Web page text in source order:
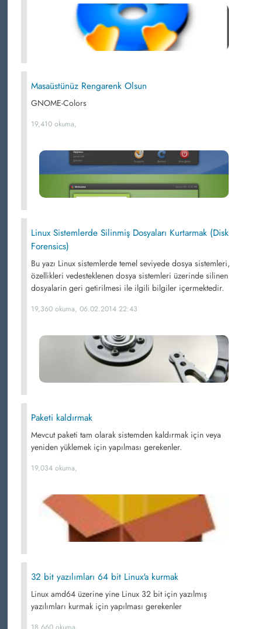
Masaüstünüz Rengarenk Olsun
GNOME-Colors
19,410 okuma,
Linux Sistemlerde Silinmiş Dosyaları Kurtarmak (Disk
Forensics)
Bu yazı Linux sistemlerde temel seviyede dosya sistemleri,
özellikleri vedesteklenen dosya sistemleri üzerinde silinen
dosyalarin geri getirilmesi ile ilgili bilgiler içermektedir.
19,360 okuma, 06.02.2014 22:43
Paketi kaldırmak
Mevcut paketi tam olarak sistemden kaldırmak için veya
yeniden yüklemek için yapılması gerekenler.
19,034 okuma,
32 bit yazılımları 64 bit Linux'a kurmak
Linux amd64 üzerine yine Linux 32 bit için yazılmış
yazılımları kurmak için yapılması gerekenler